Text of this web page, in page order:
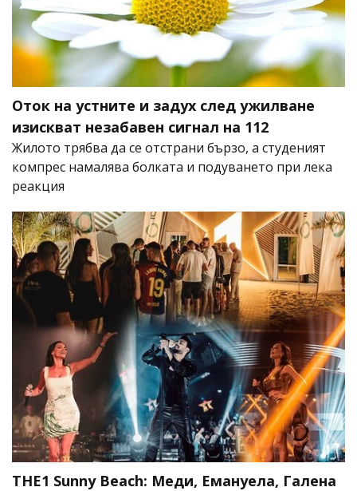
Оток на устните и задух след ужилване
изискват незабавен сигнал на 112
Жилото трябва да се отстрани бързо, а студеният
компрес намалява болката и подуването при лека
реакция
THE1 Sunny Beach: Меди, Емануела, Галена